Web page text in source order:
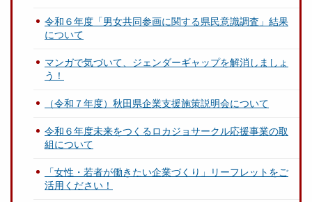
令和６年度「男女共同参画に関する県民意識調査」結果
について
マンガで気づいて、ジェンダーギャップを解消しましょ
う！
（令和７年度）秋田県企業支援施策説明会について
令和６年度未来をつくるロカジョサークル応援事業の取
組について
「女性・若者が働きたい企業づくり」リーフレットをご
活用ください！